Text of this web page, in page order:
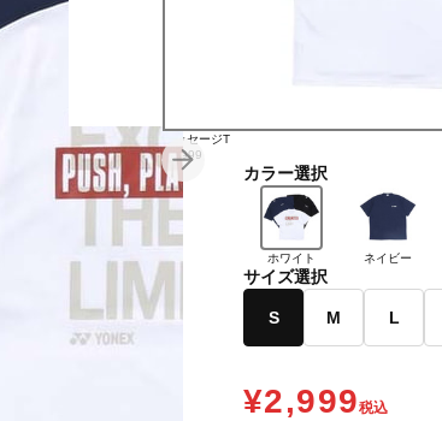
メッセージT
¥2,999
メッセージT
¥2,999
カラー選択
ホワイト ネイビー
サイズ選択
S M L
¥2,999税込